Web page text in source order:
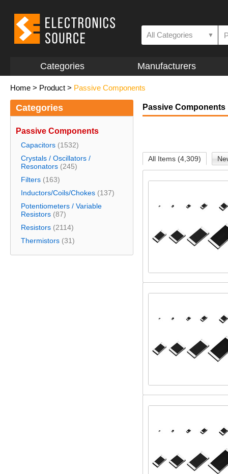
All Categories ▼
Categories Manufacturers
Home > Product > Passive Components
Categories
Passive Components
Capacitors (1532)
Crystals / Oscillators /
Resonators (245)
Filters (163)
Inductors/Coils/Chokes (137)
Potentiometers / Variable
Resistors (87)
Resistors (2114)
Thermistors (31)
Passive Components
All Items (4,309)